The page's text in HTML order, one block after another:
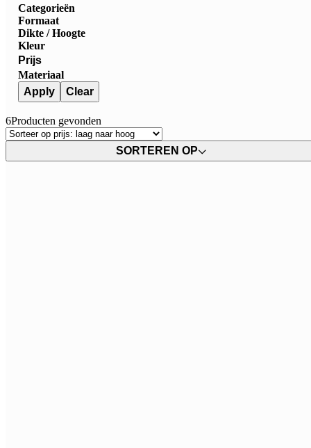
Categorieën
Formaat
Dikte / Hoogte
Kleur
Prijs
Materiaal
Apply
Clear
6Producten gevonden
SORTEREN OP